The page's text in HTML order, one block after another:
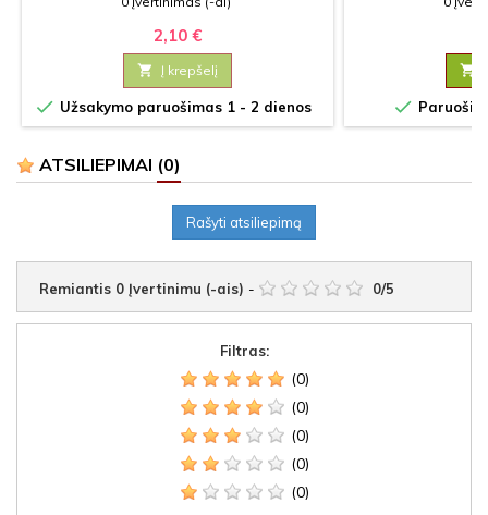
2,10 €
 Į krepšelį
 Užsakymo paruošimas 1 - 2 dienos


ATSILIEPIMAI (0)
Rašyti atsiliepimą
Remiantis 0 Įvertinimu (-ais) - 0/5
Filtras:
(0)
(0)
(0)
(0)
(0)